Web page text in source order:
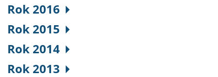
Rok 2016
Rok 2015
Rok 2014
Rok 2013